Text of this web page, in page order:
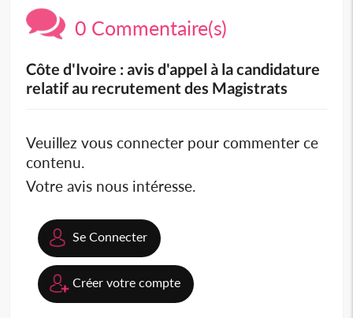
0 Commentaire(s)
Côte d'Ivoire : avis d'appel à la candidature
relatif au recrutement des Magistrats
Veuillez vous connecter pour commenter ce
contenu.
Votre avis nous intéresse.
Se Connecter
Créer votre compte